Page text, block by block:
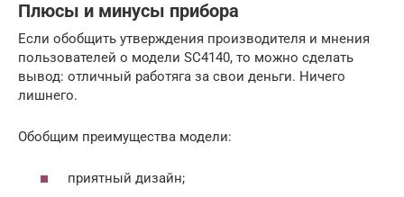
Плюсы и минусы прибора
Если обобщить утверждения производителя и мнения
пользователей о модели SC4140, то можно сделать
вывод: отличный работяга за свои деньги. Ничего
лишнего.
Обобщим преимущества модели:
приятный дизайн;